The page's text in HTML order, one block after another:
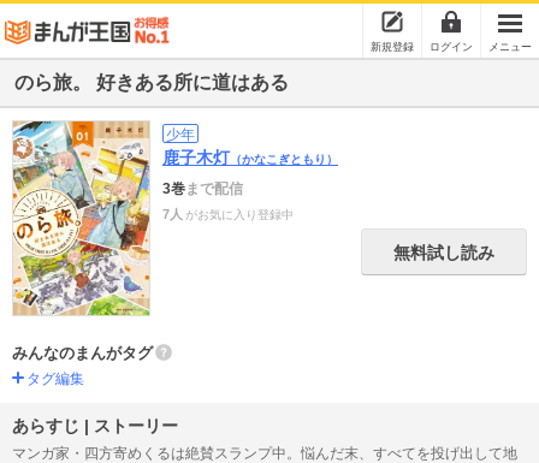
新規登録 ログイン メニュー
のら旅。 好きある所に道はある
少年
鹿子木灯 （かなこぎともり）
3巻まで配信
7人 がお気に入り登録中
無料試し読み
みんなのまんがタグ
タグ編集
あらすじ | ストーリー
マンガ家・四方寄めくるは絶賛スランプ中。悩んだ末、すべてを投げ出して地